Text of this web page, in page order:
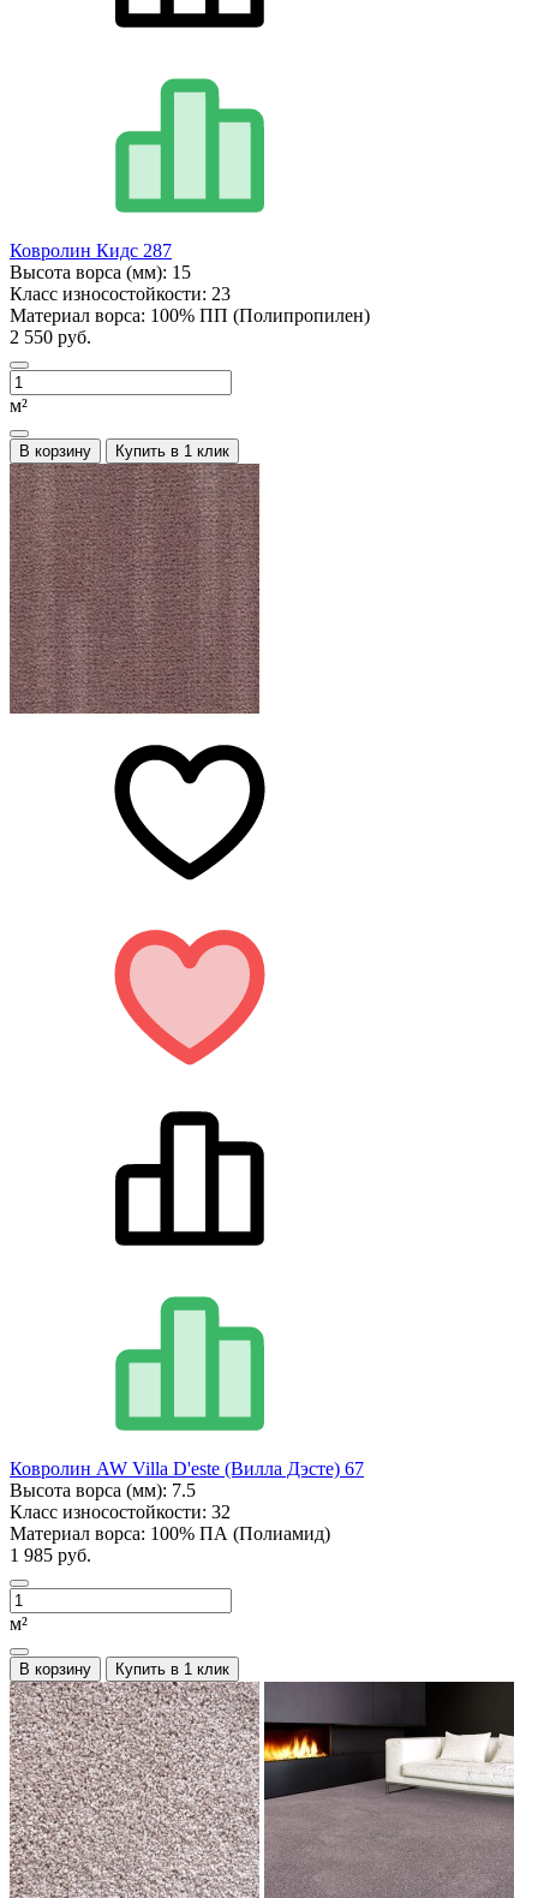
Ковролин Кидс 287
Высота ворса (мм): 15
Класс износостойкости: 23
Материал ворса: 100% ПП (Полипропилен)
2 550 руб.
м²
В корзину Купить в 1 клик
Ковролин AW Villa D'este (Вилла Дэсте) 67
Высота ворса (мм): 7.5
Класс износостойкости: 32
Материал ворса: 100% ПА (Полиамид)
1 985 руб.
м²
В корзину Купить в 1 клик